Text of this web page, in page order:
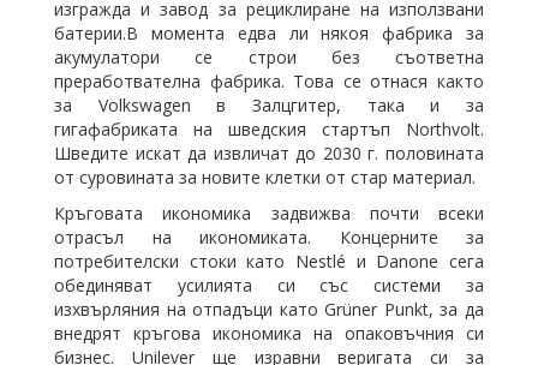
изгражда и завод за рециклиране на използвани
батерии.В момента едва ли някоя фабрика за
акумулатори се строи без съответна
преработвателна фабрика. Това се отнася както
за Volkswagen в Залцгитер, така и за
гигафабриката на шведския стартъп Northvolt.
Шведите искат да извличат до 2030 г. половината
от суровината за новите клетки от стар материал.
Кръговата икономика задвижва почти всеки
отрасъл на икономиката. Концерните за
потребителски стокикато Nestlé и Danone сега
обединяват усилията си със системи за
изхвърляния на отпадъци като Grüner Punkt, за да
внедрят кръгова икономика на опаковъчния си
бизнес. Unilever ще изравни веригата си за